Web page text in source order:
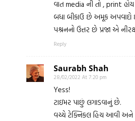
વાત media ની તો , print
બધા બીકાઉ છે અમૂક અપવાદો
પશ્રનનો ઉત્તર છે પ્રજા એ
Reply
Saurabh Shah
28/02/2022 At 7:20 pm
Yess!
ટાઇમર પાછું લગાડવાનું છે.
વચ્ચે ટેક્નિકલ હિચ આવી અને